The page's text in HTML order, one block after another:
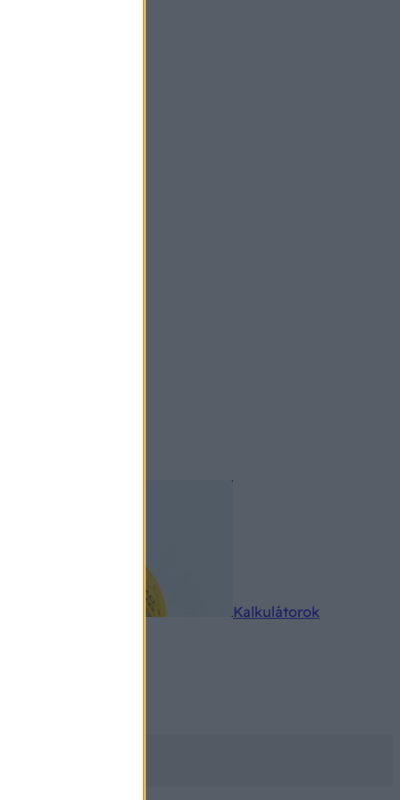
Kalkulátorok